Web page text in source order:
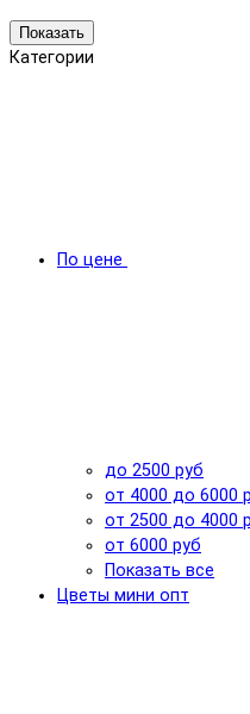
Показать
Категории
По цене
до 2500 руб
от 4000 до 6000
от 2500 до 4000
от 6000 руб
Показать все
Цветы мини опт